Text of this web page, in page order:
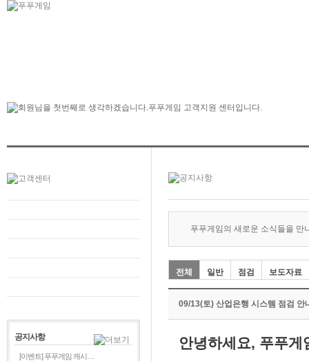
공지사항
[이벤트] 푸푸게임 캐시…
푸푸게임의 새로운 소식들을 만
전체 일반 점검 보도자료
09/13(토) 산업은행 시스템 점검 안
안녕하세요, 푸푸게